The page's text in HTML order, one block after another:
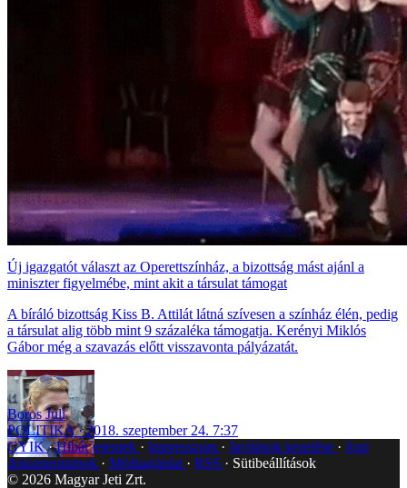
Új igazgatót választ az Operettszínház, a bizottság mást ajánl a
miniszter figyelmébe, mint akit a társulat támogat
A bíráló bizottság Kiss B. Attilát látná szívesen a színház élén, pedig
a társulat alig több mint 9 százaléka támogatja. Kerényi Miklós
Gábor még a szavazás előtt visszavonta pályázatát.
Boros Juli
POLITIKA
2018. szeptember 24. 7:37
GYIK Hibát jelentek Impresszum Javítások kezelése
Jogi
dokumentumok
Médiaajánlat RSS
Sütibeállítások
© 2026 Magyar Jeti Zrt.